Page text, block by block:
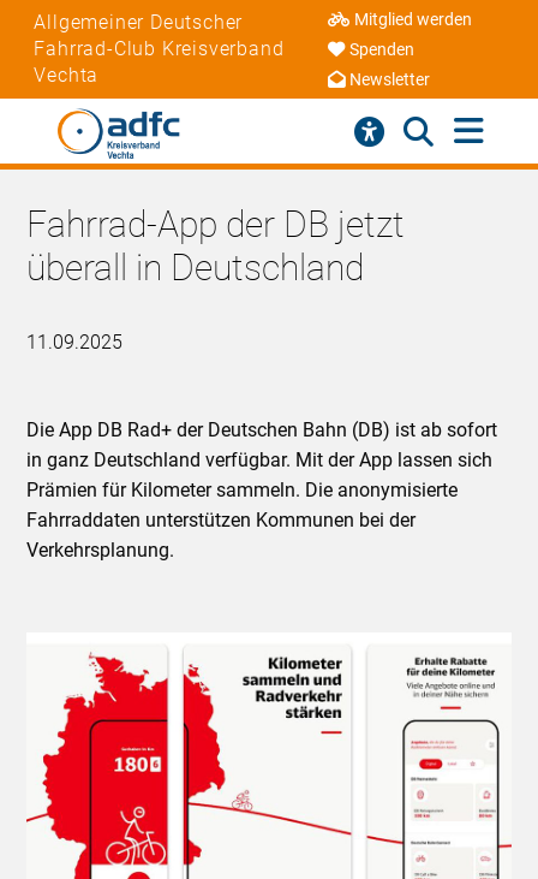
Allgemeiner Deutscher
Fahrrad-Club Kreisverband
Vechta
Mitglied werden
Spenden
Newsletter
Fahrrad-App der DB jetzt
überall in Deutschland
11.09.2025
Die App DB Rad+ der Deutschen Bahn (DB) ist ab sofort
in ganz Deutschland verfügbar. Mit der App lassen sich
Prämien für Kilometer sammeln. Die anonymisierte
Fahrraddaten unterstützen Kommunen bei der
Verkehrsplanung.